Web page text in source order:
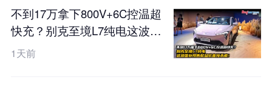
不到17万拿下800V+6C控温超
快充？别克至境L7纯电这波国
补预售权益价直接杀疯！
1天前